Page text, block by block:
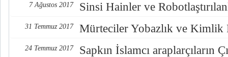
7 Ağustos 2017 Sinsi Hainler ve
31 Temmuz 2017 Mürteciler Yobazlık ve Kimlik
24 Temmuz 2017 Sapkın İslamcı araplarçıların